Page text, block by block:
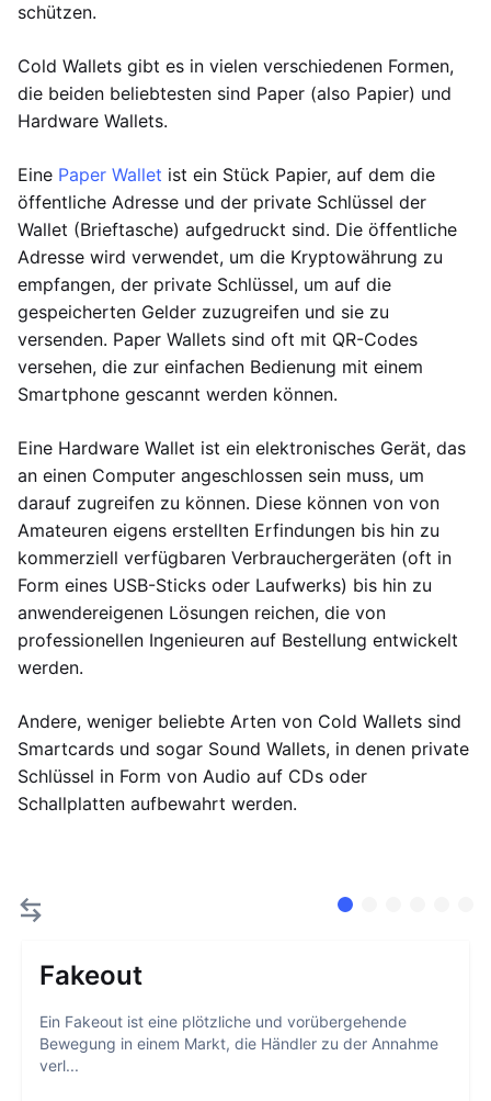
schützen.
Cold Wallets gibt es in vielen verschiedenen Formen,
die beiden beliebtesten sind Paper (also Papier) und
Hardware Wallets.
Eine Paper Wallet ist ein Stück Papier, auf dem die
öffentliche Adresse und der private Schlüssel der
Wallet (Brieftasche) aufgedruckt sind. Die öffentliche
Adresse wird verwendet, um die Kryptowährung zu
empfangen, der private Schlüssel, um auf die
gespeicherten Gelder zuzugreifen und sie zu
versenden. Paper Wallets sind oft mit QR-Codes
versehen, die zur einfachen Bedienung mit einem
Smartphone gescannt werden können.
Eine Hardware Wallet ist ein elektronisches Gerät, das
an einen Computer angeschlossen sein muss, um
darauf zugreifen zu können. Diese können von von
Amateuren eigens erstellten Erfindungen bis hin zu
kommerziell verfügbaren Verbrauchergeräten (oft in
Form eines USB-Sticks oder Laufwerks) bis hin zu
anwendereigenen Lösungen reichen, die von
professionellen Ingenieuren auf Bestellung entwickelt
werden.
Andere, weniger beliebte Arten von Cold Wallets sind
Smartcards und sogar Sound Wallets, in denen private
Schlüssel in Form von Audio auf CDs oder
Schallplatten aufbewahrt werden.
Fakeout
Ein Fakeout ist eine plötzliche und vorübergehende
Bewegung in einem Markt, die Händler zu der Annahme
verl...